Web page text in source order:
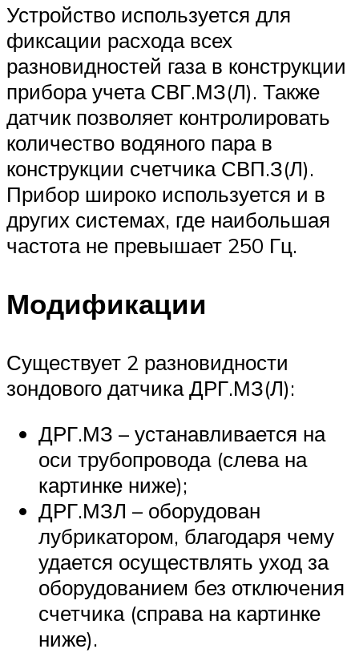
Устройство используется для
фиксации расхода всех
разновидностей газа в конструкции
прибора учета СВГ.МЗ(Л). Также
датчик позволяет контролировать
количество водяного пара в
конструкции счетчика СВП.З(Л).
Прибор широко используется и в
других системах, где наибольшая
частота не превышает 250 Гц.
Модификации
Существует 2 разновидности
зондового датчика ДРГ.МЗ(Л):
ДРГ.МЗ – устанавливается на
оси трубопровода (слева на
картинке ниже);
ДРГ.МЗЛ – оборудован
лубрикатором, благодаря чему
удается осуществлять уход за
оборудованием без отключения
счетчика (справа на картинке
ниже).